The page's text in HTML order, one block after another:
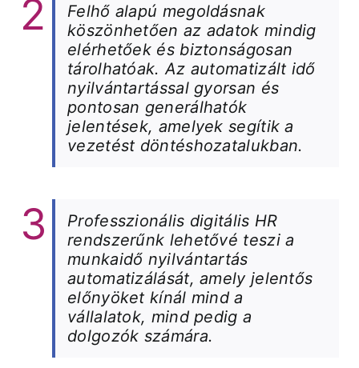
Felhő alapú megoldásnak
köszönhetően az adatok mindig
elérhetőek és biztonságosan
tárolhatóak. Az automatizált idő
nyilvántartással gyorsan és
pontosan generálhatók
jelentések, amelyek segítik a
vezetést döntéshozatalukban.
Professzionális digitális HR
rendszerűnk lehetővé teszi a
munkaidő nyilvántartás
automatizálását, amely jelentős
előnyöket kínál mind a
vállalatok, mind pedig a
dolgozók számára.